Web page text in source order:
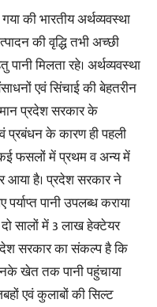
की भारतीय अर्थव्यवस्था
की वृद्धि तभी अच्छी
मिलता रहे। अर्थव्यवस्था
एवं सिंचाई की बेहतरीन
प्रदेश सरकार के
प्रबंधन के कारण ही पहली
फसलों में प्रथम व अन्य में
आया है। प्रदेश सरकार ने
पानी उपलब्ध कराया
सालों में 3 लाख हेक्टेयर
सरकार का संकल्प है कि
खेत तक पानी पहुंचाया
एवं कुलाबों की सिल्ट